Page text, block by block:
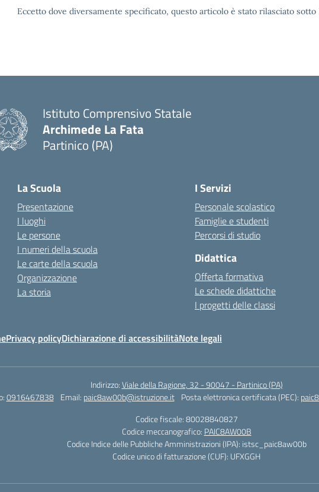
Eccetto dove diversamente specificato, questo articolo è stato rilasciato
Istituto Comprensivo Statale
Archimede La Fata
Partinico (PA)
La Scuola
Presentazione
I luoghi
Le persone
I numeri della scuola
Le carte della scuola
Organizzazione
La storia
I Servizi
Personale scolastico
Famiglie e studenti
Percorsi di studio
Didattica
Offerta formativa
Le schede didattiche
I progetti delle classi
Privacy policyDichiarazione di accessibilitàNote legali
Indirizzo:Viale della Ragione, 32 - 90047 - Partinico (PA)
0916467838 Email: paic8aw00b@istruzione.it Posta elettronica certificata (PEC):
Codice fiscale: 80028840827
Codice meccanografico: PAIC8AW00B
Codice Indice delle Pubbliche Amministrazioni (IPA): istsc_paic8aw00b
Codice unico di fatturazione (CUF): UFXGGH